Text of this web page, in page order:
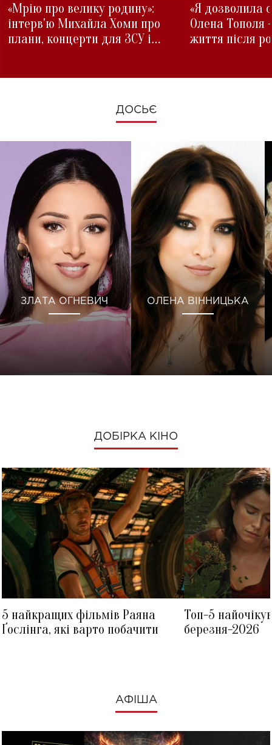
«Мрію про велику родину»:
інтерв'ю Михайла Хоми про
плани, концерти для ЗСУ і
«Я дозволила
Олена Тополя
життя після
ДОСЬЄ
ЗЛАТА ОГНЕВИЧ ОЛЕНА ВІННИЦЬКА
ДОБІРКА КІНО
5 найкращих фільмів Раяна
Ґослінга, які варто побачити
Топ-5
березня-2026
АФІША